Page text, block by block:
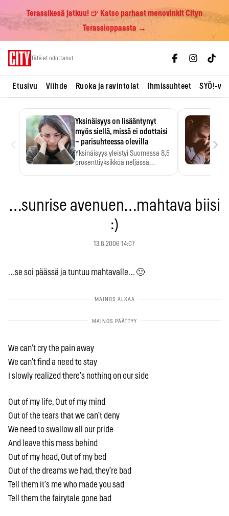
Terassikesä jatkuu! 🍺 Katso parhaat menovinkit Cityn
Terassioppaasta →
Tätä et odottanut
Etusivu Viihde Ruoka ja ravintolat Ihmissuhteet SYÖ!-
Yksinäisyys on lisääntynyt
myös siellä, missä ei odottaisi
– parisuhteessa olevilla
Yksinäisyys yleistyi Suomessa 8,5
prosenttiyksikköä neljässä
›
…sunrise avenuen…mahtava biisi
:)
13.8.2006 14:07
…se soi päässä ja tuntuu mahtavalle… 🙂
We can’t cry the pain away
We can’t find a need to stay
I slowly realized there’s nothing on our side
Out of my life, Out of my mind
Out of the tears that we can’t deny
We need to swallow all our pride
And leave this mess behind
Out of my head, Out of my bed
Out of the dreams we had, they’re bad
Tell them it’s me who made you sad
Tell them the fairytale gone bad